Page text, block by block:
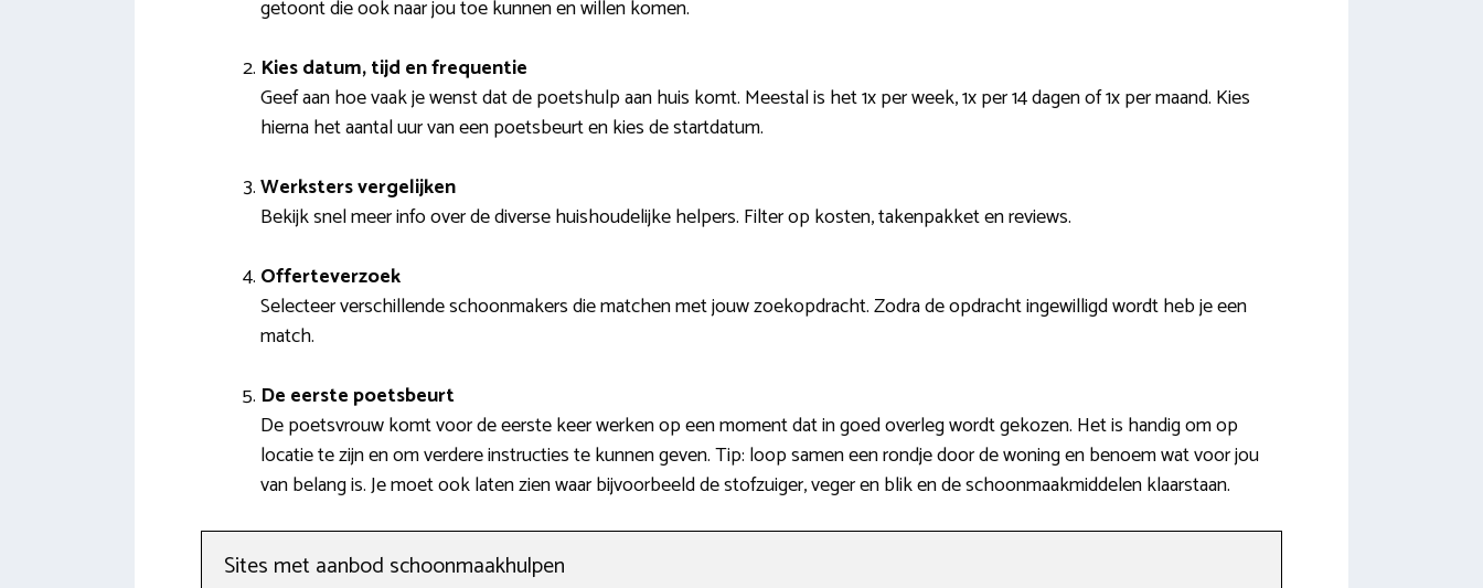
getoont die ook naar jou toe kunnen en willen komen.
Kies datum, tijd en frequentie
Geef aan hoe vaak je wenst dat de poetshulp aan huis komt. Meestal is het 1x per week, 1x per 14 dagen of 1x per maand. Kies
hierna het aantal uur van een poetsbeurt en kies de startdatum.
Werksters vergelijken
Bekijk snel meer info over de diverse huishoudelijke helpers. Filter op kosten, takenpakket en reviews.
Offerteverzoek
Selecteer verschillende schoonmakers die matchen met jouw zoekopdracht. Zodra de opdracht ingewilligd wordt heb je een
match.
De eerste poetsbeurt
De poetsvrouw komt voor de eerste keer werken op een moment dat in goed overleg wordt gekozen. Het is handig om op
locatie te zijn en om verdere instructies te kunnen geven. Tip: loop samen een rondje door de woning en benoem wat voor jou
van belang is. Je moet ook laten zien waar bijvoorbeeld de stofzuiger, veger en blik en de schoonmaakmiddelen klaarstaan.
Sites met aanbod schoonmaakhulpen